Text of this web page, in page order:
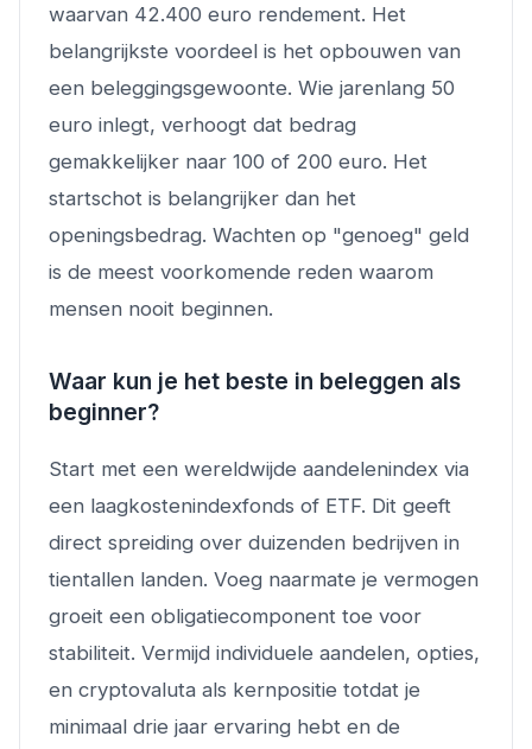
waarvan 42.400 euro rendement. Het
belangrijkste voordeel is het opbouwen van
een beleggingsgewoonte. Wie jarenlang 50
euro inlegt, verhoogt dat bedrag
gemakkelijker naar 100 of 200 euro. Het
startschot is belangrijker dan het
openingsbedrag. Wachten op "genoeg" geld
is de meest voorkomende reden waarom
mensen nooit beginnen.
Waar kun je het beste in beleggen als
beginner?
Start met een wereldwijde aandelenindex via
een laagkostenindexfonds of ETF. Dit geeft
direct spreiding over duizenden bedrijven in
tientallen landen. Voeg naarmate je vermogen
groeit een obligatiecomponent toe voor
stabiliteit. Vermijd individuele aandelen, opties,
en cryptovaluta als kernpositie totdat je
minimaal drie jaar ervaring hebt en de